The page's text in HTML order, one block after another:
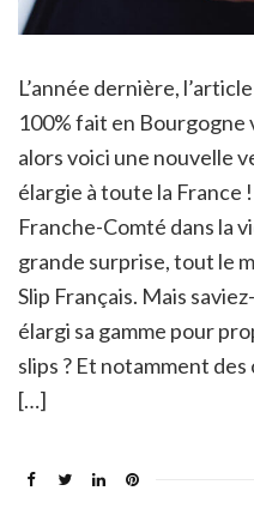
L’année dernière,
100% fait en
alors voici une nouvelle
élargie à toute la France
Franche-Comté dans la
grande surprise, tout le
Slip Français. Mais
élargi sa gamme pour
slips ? Et notamment
[…]